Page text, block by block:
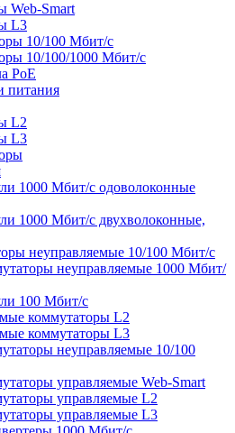
Web-Smart
L3
10/100 Мбит/с
10/100/1000 Мбит/с
PoE
питания
L2
L3
1000 Мбит/c одоволоконные
1000 Мбит/c двухволоконные,
неуправляемые 10/100 Мбит/с
неуправляемые 1000 Мбит/
100 Мбит/c
коммутаторы L2
коммутаторы L3
неуправляемые 10/100
управляемые Web-Smart
управляемые L2
управляемые L3